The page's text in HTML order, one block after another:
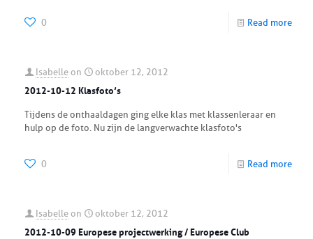
0 Read more
Isabelleon
oktober 12, 2012
2012-10-12 Klasfoto’s
Tijdens de onthaaldagen ging elke klas met klassenleraar en
hulp op de foto. Nu zijn de langverwachte klasfoto's
0 Read more
Isabelleon
oktober 12, 2012
2012-10-09 Europese projectwerking / Europese Club